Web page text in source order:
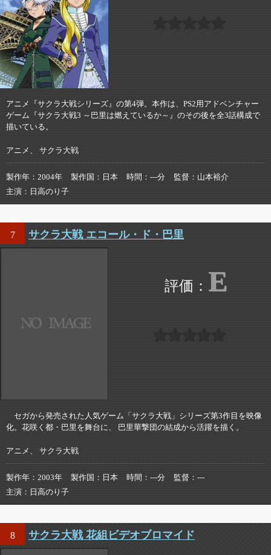
アニメ『サクラ大戦シリーズ』の第4弾。本作は、PS2用アドベンチャー
ゲーム『サクラ大戦3 ～巴里は燃えているか～』のその後を全3話構成で
描いている。
アニメ、 サクラ大戦
製作年 2004年 製作国 日本 時間 ---分 監督
山本裕介
主演
日高のり子
7 サクラ大戦 エコール・ド・巴里
E
セガから発売された人気ゲーム「サクラ大戦」シリーズ第3作目を映像
化。花咲く都・巴里を舞台に、 巴里華撃団の結成から活躍を描く。
アニメ、 サクラ大戦
製作年 2003年 製作国 日本 時間 ---分 監督
---
主演
日高のり子
8 サクラ大戦 花組ビデオブロマイド